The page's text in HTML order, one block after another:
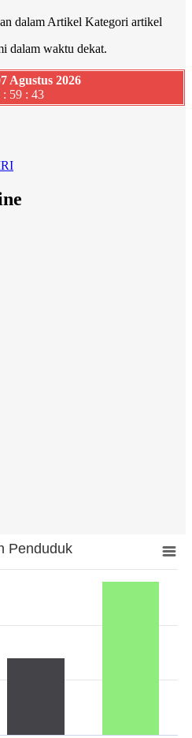
dalam Artikel Kategori artikel
dalam waktu dekat.
Agustus 2026
: 59 : 43
Penduduk